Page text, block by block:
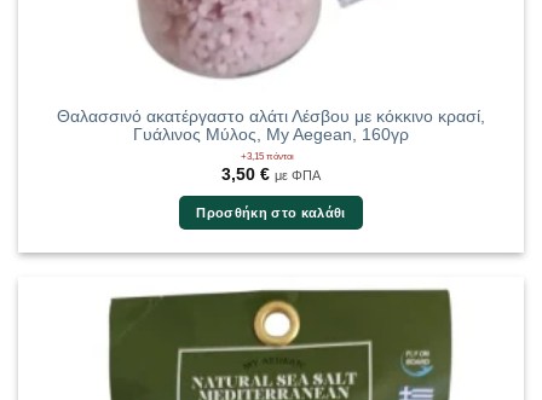
Θαλασσινό ακατέργαστο αλάτι Λέσβου με κόκκινο κρασί,
Γυάλινος Μύλος, My Aegean, 160γρ
+3,15 πόντοι
3,50 € με ΦΠΑ
Προσθήκη στο καλάθι